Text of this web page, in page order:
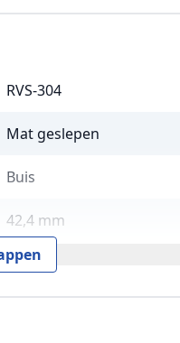
RVS-304
Mat geslepen
Buis
42,4 mm
Per stuk